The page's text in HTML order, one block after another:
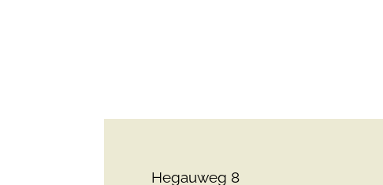
Hegauweg 8